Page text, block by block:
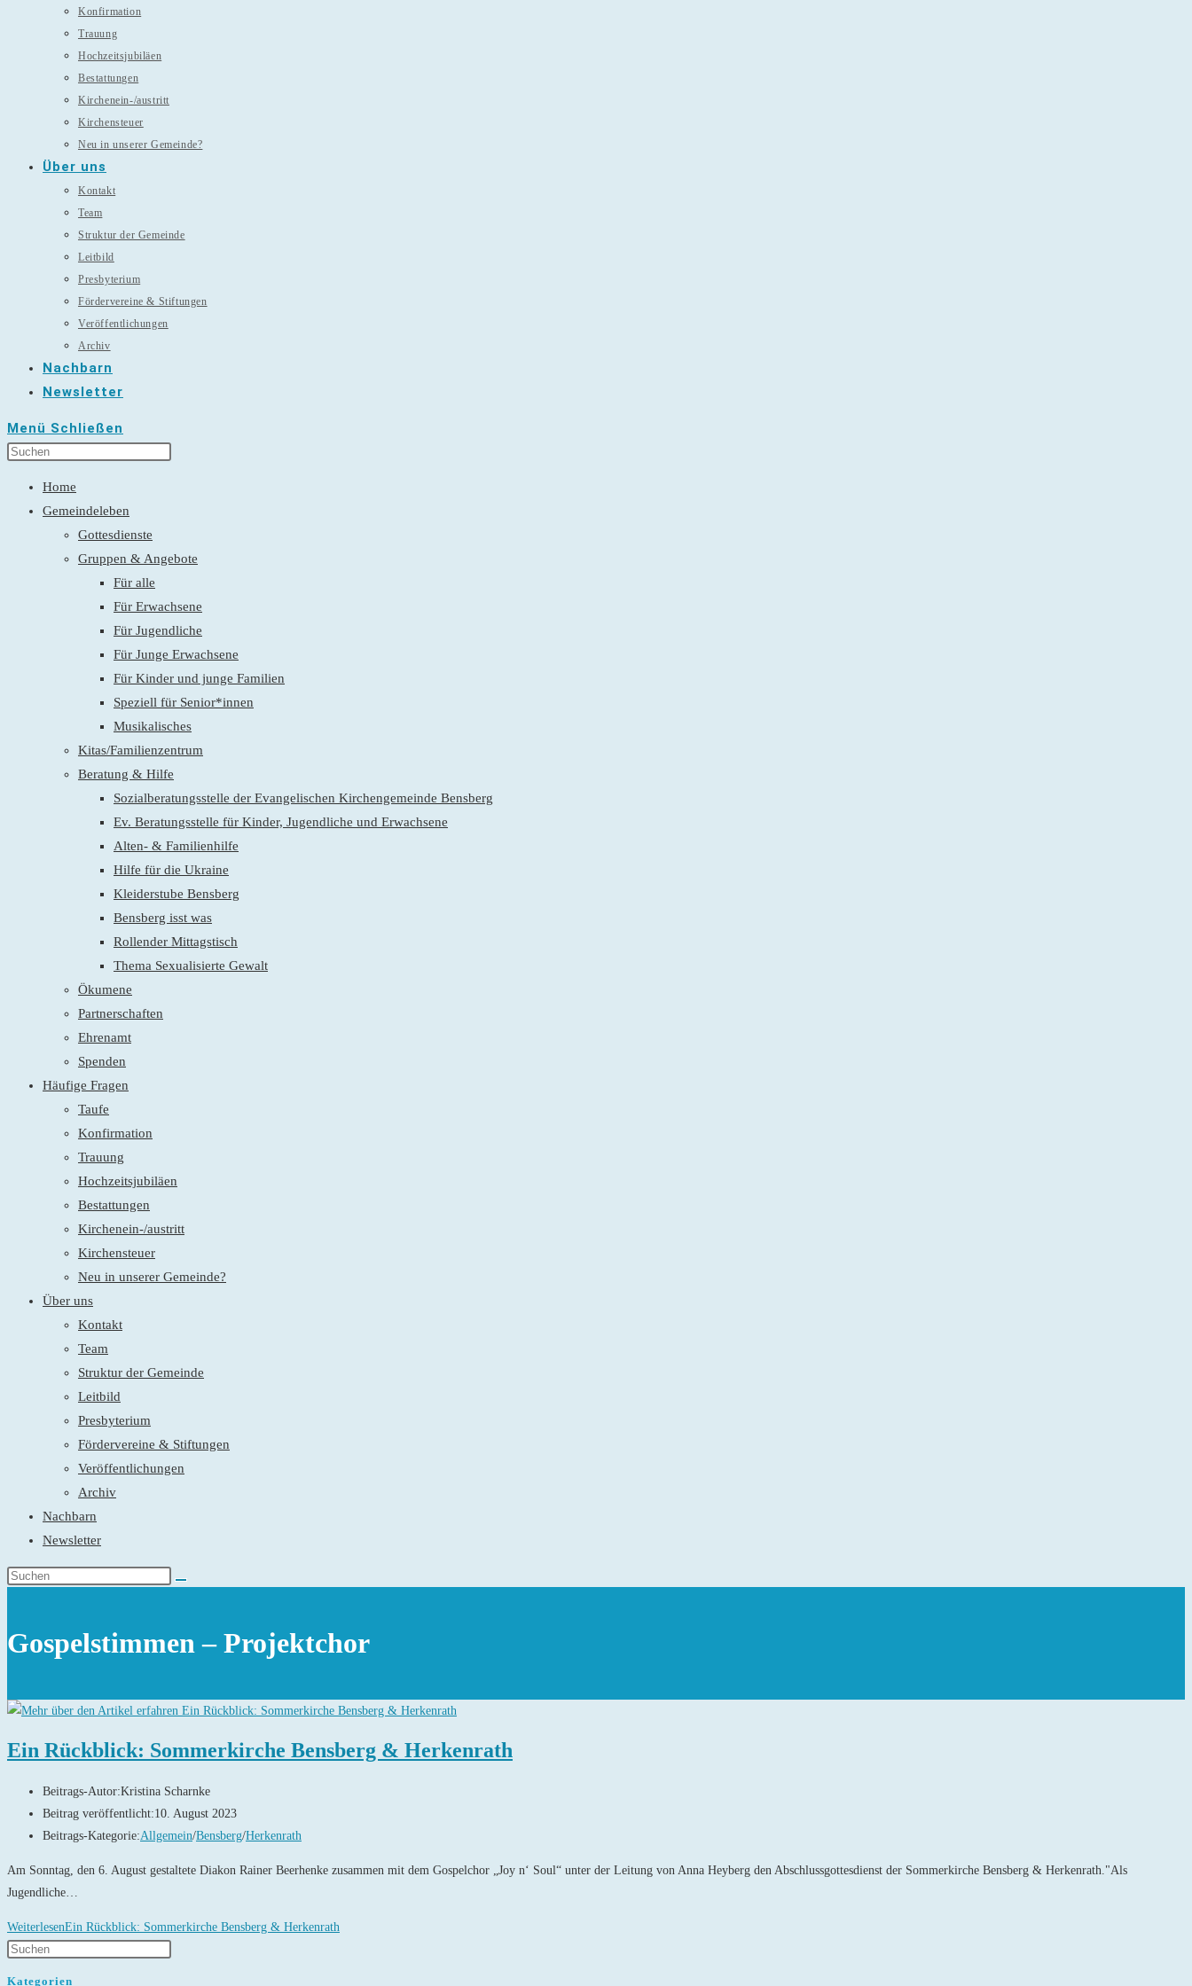
Konfirmation
Trauung
Hochzeitsjubiläen
Bestattungen
Kirchenein-/austritt
Kirchensteuer
Neu in unserer Gemeinde?
Über uns
Kontakt
Team
Struktur der Gemeinde
Leitbild
Presbyterium
Fördervereine & Stiftungen
Veröffentlichungen
Archiv
Nachbarn
Newsletter
Menü Schließen
Home
Gemeindeleben
Gottesdienste
Gruppen & Angebote
Für alle
Für Erwachsene
Für Jugendliche
Für Junge Erwachsene
Für Kinder und junge Familien
Speziell für Senior*innen
Musikalisches
Kitas/Familienzentrum
Beratung & Hilfe
Sozialberatungsstelle der Evangelischen Kirchengemeinde Bensberg
Ev. Beratungsstelle für Kinder, Jugendliche und Erwachsene
Alten- & Familienhilfe
Hilfe für die Ukraine
Kleiderstube Bensberg
Bensberg isst was
Rollender Mittagstisch
Thema Sexualisierte Gewalt
Ökumene
Partnerschaften
Ehrenamt
Spenden
Häufige Fragen
Taufe
Konfirmation
Trauung
Hochzeitsjubiläen
Bestattungen
Kirchenein-/austritt
Kirchensteuer
Neu in unserer Gemeinde?
Über uns
Kontakt
Team
Struktur der Gemeinde
Leitbild
Presbyterium
Fördervereine & Stiftungen
Veröffentlichungen
Archiv
Nachbarn
Newsletter
Gospelstimmen – Projektchor
Ein Rückblick: Sommerkirche Bensberg & Herkenrath
Beitrags-Autor:Kristina Scharnke
Beitrag veröffentlicht:10. August 2023
Beitrags-Kategorie:Allgemein/Bensberg/Herkenrath
Am Sonntag, den 6. August gestaltete Diakon Rainer Beerhenke zusammen mit dem Gospelchor „Joy n‘ Soul“ unter der Leitung von Anna Heyberg den Abschlussgottesdienst der Sommerkirche Bensberg & Herkenrath."Als
Jugendliche…
WeiterlesenEin Rückblick: Sommerkirche Bensberg & Herkenrath
Kategorien